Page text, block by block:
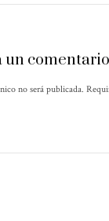
un comentario
no será publicada.